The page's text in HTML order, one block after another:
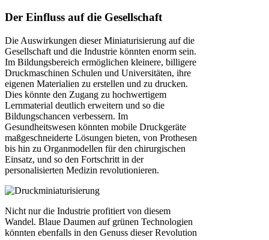
Der Einfluss auf die Gesellschaft
Die Auswirkungen dieser Miniaturisierung auf die
Gesellschaft und die Industrie könnten enorm sein.
Im Bildungsbereich ermöglichen kleinere, billigere
Druckmaschinen Schulen und Universitäten, ihre
eigenen Materialien zu erstellen und zu drucken.
Dies könnte den Zugang zu hochwertigem
Lernmaterial deutlich erweitern und so die
Bildungschancen verbessern. Im
Gesundheitswesen könnten mobile Druckgeräte
maßgeschneiderte Lösungen bieten, von Prothesen
bis hin zu Organmodellen für den chirurgischen
Einsatz, und so den Fortschritt in der
personalisierten Medizin revolutionieren.
Nicht nur die Industrie profitiert von diesem
Wandel. Blaue Daumen auf grünen Technologien
könnten ebenfalls in den Genuss dieser Revolution